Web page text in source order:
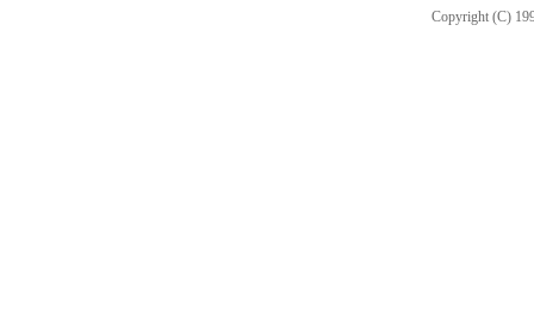
Copyright (C)